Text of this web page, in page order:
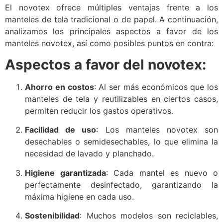
El novotex ofrece múltiples ventajas frente a los
manteles de tela tradicional o de papel. A continuación,
analizamos los principales aspectos a favor de los
manteles novotex, así como posibles puntos en contra:
Aspectos a favor del novotex:
Ahorro en costos: Al ser más económicos que los
manteles de tela y reutilizables en ciertos casos,
permiten reducir los gastos operativos.
Facilidad de uso: Los manteles novotex son
desechables o semidesechables, lo que elimina la
necesidad de lavado y planchado.
Higiene garantizada: Cada mantel es nuevo o
perfectamente desinfectado, garantizando la
máxima higiene en cada uso.
Sostenibilidad: Muchos modelos son reciclables,